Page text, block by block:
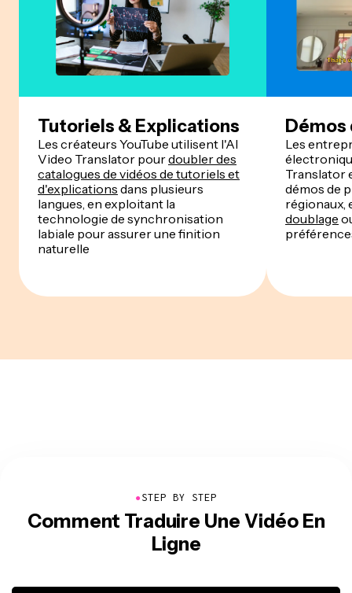
Tutoriels & Explications
Les créateurs YouTube utilisent l'AI
Video Translator pourdoubler des
catalogues de vidéos de tutoriels et
d'explications dans plusieurs
langues, en exploitant la
technologie de synchronisation
labiale pour assurer une finition
naturelle
Démos
Les
Translator
démos de
régionaux,
doublage
●STEP BY STEP
Comment Traduire Une Vidéo En
Ligne